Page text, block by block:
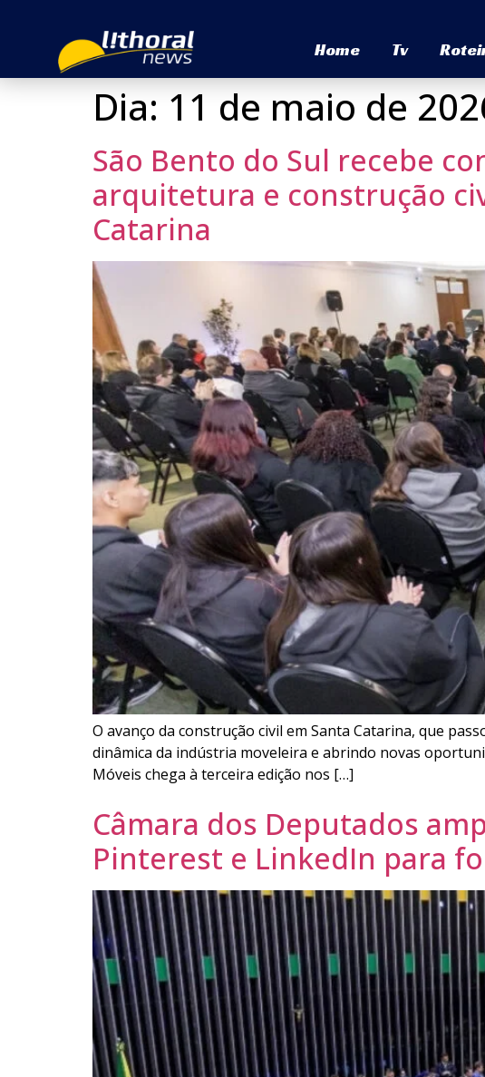
Home Tv
Dia: 11 de maio de
São Bento do Sul recebe
arquitetura e construção
Catarina
O avanço da construção civil em Santa Catarina, que
dinâmica da indústria moveleira e abrindo novas
Móveis chega à terceira edição nos […]
Câmara dos Deputados
Pinterest e LinkedIn para